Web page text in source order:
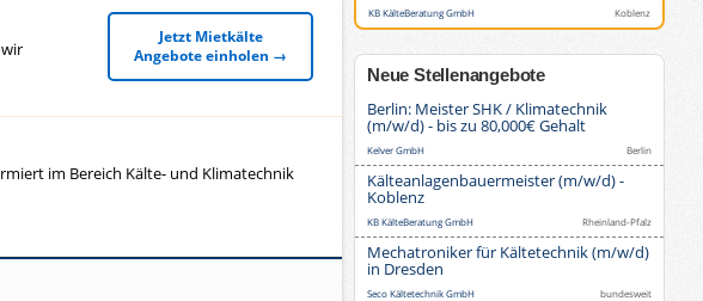
Jetzt Mietkälte
Angebote einholen →
im Bereich Kälte- und Klimatechnik
KB KälteBeratung GmbH Koblenz
Neue Stellenangebote
Berlin: Meister SHK / Klimatechnik
(m/w/d) - bis zu 80,000€ Gehalt
Kelver GmbH Berlin
Kälteanlagenbauermeister (m/w/d) -
Koblenz
KB KälteBeratung GmbH Rheinland-Pfalz
Mechatroniker für Kältetechnik (m/w/d)
in Dresden
Seco Kältetechnik GmbH bundesweit